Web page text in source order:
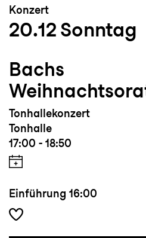
Konzert
20.12 Sonntag
Bachs
Tonhallekonzert
Tonhalle
17:00 - 18:50
Einführung 16:00